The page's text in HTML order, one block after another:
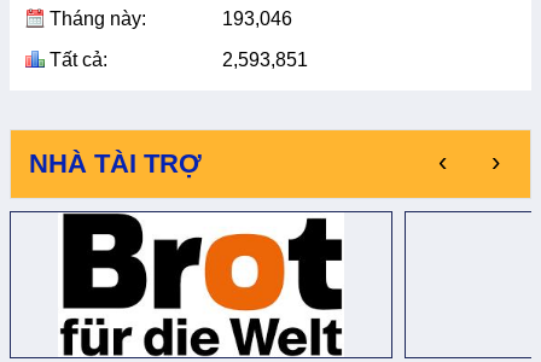
Tháng này:
193,046
Tất cả:
2,593,851
NHÀ TÀI TRỢ ‹ ›